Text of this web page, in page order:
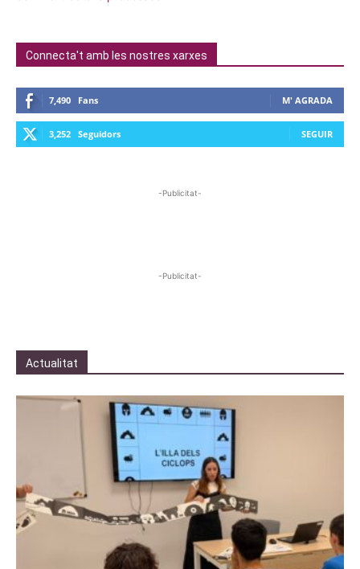
Connecta't amb les nostres xarxes
7,490 Fans M' AGRADA
3,252 Seguidors SEGUIR
-Publicitat-
-Publicitat-
Actualitat